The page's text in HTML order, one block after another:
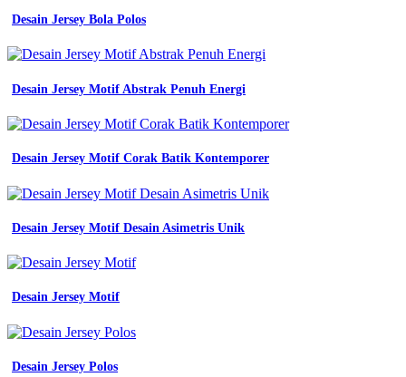
Desain Jersey Bola Polos
Desain Jersey Motif Abstrak Penuh Energi
Desain Jersey Motif Corak Batik Kontemporer
Desain Jersey Motif Desain Asimetris Unik
Desain Jersey Motif
Desain Jersey Polos